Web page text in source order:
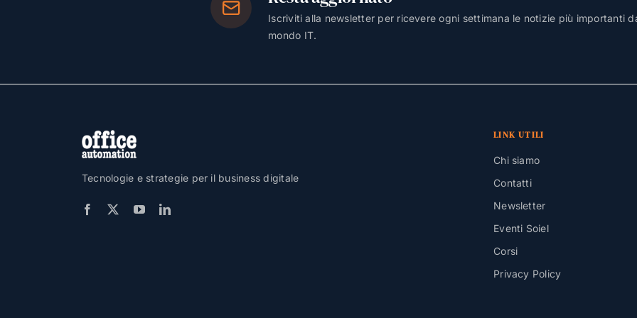
Iscriviti alla newsletter per ricevere ogni settimana le notizie più importanti
mondo IT.
Tecnologie e strategie per il business digitale
LINK UTILI
Chi siamo
Contatti
Newsletter
Eventi Soiel
Corsi
Privacy Policy